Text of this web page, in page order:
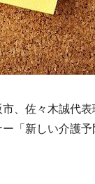
、佐々木誠代
「新しい介護